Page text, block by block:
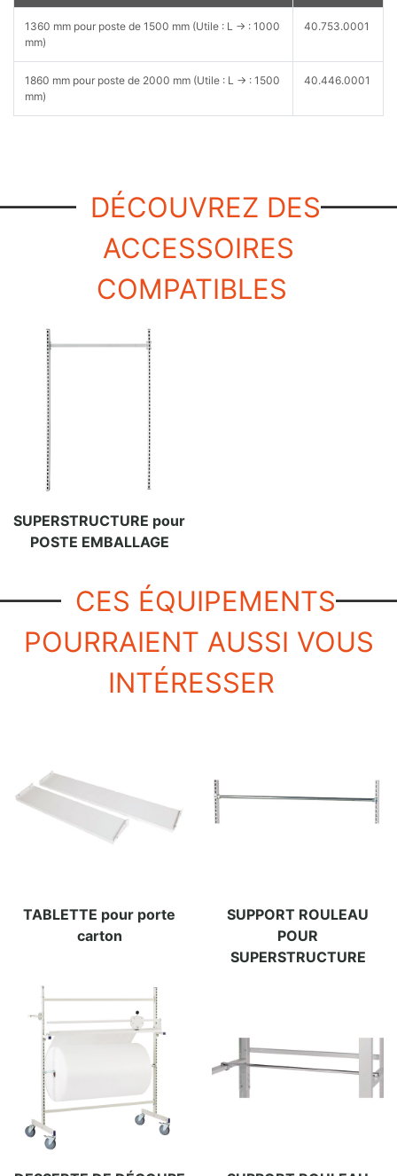
1360 mm pour poste de 1500 mm (Utile : L → : 1000
mm)
40.753.0001
1860 mm pour poste de 2000 mm (Utile : L → : 1500
mm)
40.446.0001
DÉCOUVREZ DES
ACCESSOIRES
COMPATIBLES
SUPERSTRUCTURE pour
POSTE EMBALLAGE
CES ÉQUIPEMENTS
POURRAIENT AUSSI VOUS
INTÉRESSER
TABLETTE pour porte
carton
SUPPORT ROULEAU
POUR
SUPERSTRUCTURE